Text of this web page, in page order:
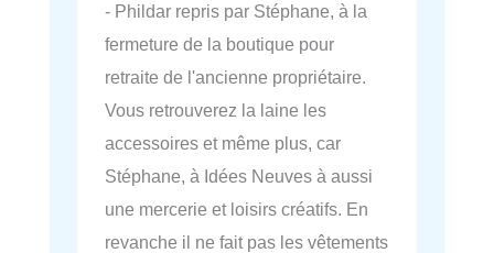
- Phildar repris par Stéphane, à la
fermeture de la boutique pour
retraite de l'ancienne propriétaire.
Vous retrouverez la laine les
accessoires et même plus, car
Stéphane, à Idées Neuves à aussi
une mercerie et loisirs créatifs. En
revanche il ne fait pas les vêtements